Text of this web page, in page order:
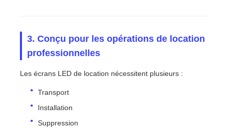
3. Conçu pour les opérations de location
professionnelles
Les écrans LED de location nécessitent plusieurs :
Transport
Installation
Suppression